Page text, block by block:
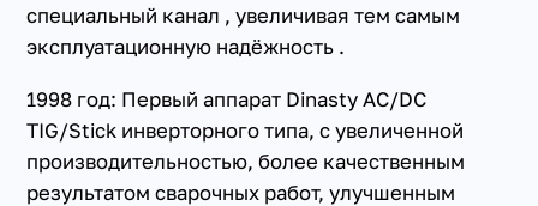
специальный канал , увеличивая тем самым
эксплуатационную надёжность .
1998 год: Первый аппарат Dinasty AC/DC
TIG/Stick инверторного типа, с увеличенной
производительностью, более качественным
результатом сварочных работ, улучшенным